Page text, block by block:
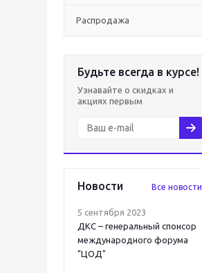
Распродажа
Будьте всегда в курсе!
Узнавайте о скидках и
акциях первым
Новости Все новости
5 сентября 2023
ДКС – генеральный спонсор
международного форума
"ЦОД"